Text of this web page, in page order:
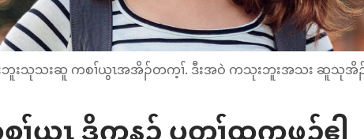
းသုသးဆူ ကစၢ်ယွၤအအိၣ်တက့ၢ်. ဒီးအဝဲ ကသုးဘူးအသး ဆူသုအိ